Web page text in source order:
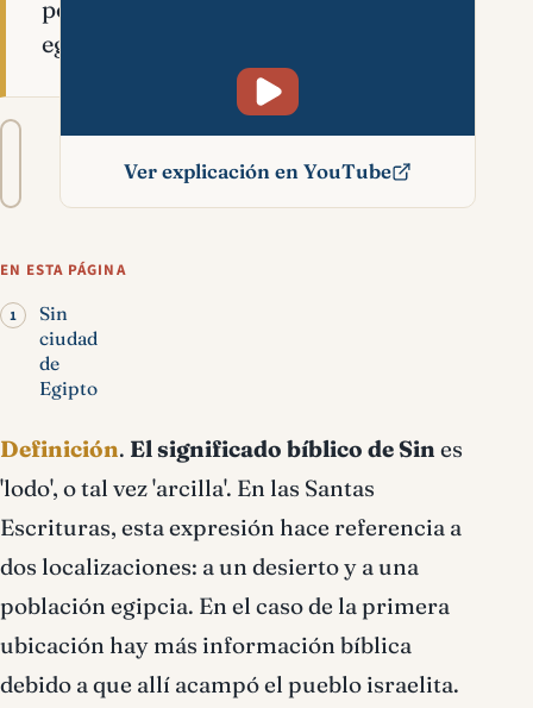
población
egipcia.
Tamaño
A− A+
Ver explicación en YouTube
EN ESTA PÁGINA
Sin
ciudad
de
Egipto
Definición. El significado bíblico de Sin es
'lodo', o tal vez 'arcilla'. En las Santas
Escrituras, esta expresión hace referencia a
dos localizaciones: a un desierto y a una
población egipcia. En el caso de la primera
ubicación hay más información bíblica
debido a que allí acampó el pueblo israelita.